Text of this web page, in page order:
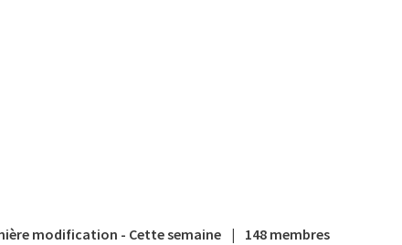
national
modification - Cette semaine | 148 membres